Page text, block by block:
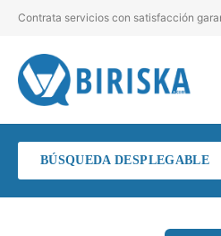
Contrata servicios con satisfacción
BÚSQUEDA DESPLEGABLE